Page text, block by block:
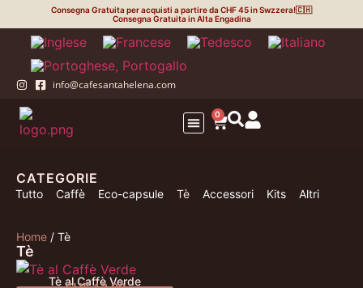
Consegna Gratuita per acquisti a partire da CHF 45 in Swzzera!🇨🇭
Consegna Gratuita in Alta Engadina
info@cafesantahelena.com
0
CATEGORIE
Tutto Caffè Eco-capsule Tè Accessori Kits Altri
Home / Tè
Tè
Tè al Caffè Verde